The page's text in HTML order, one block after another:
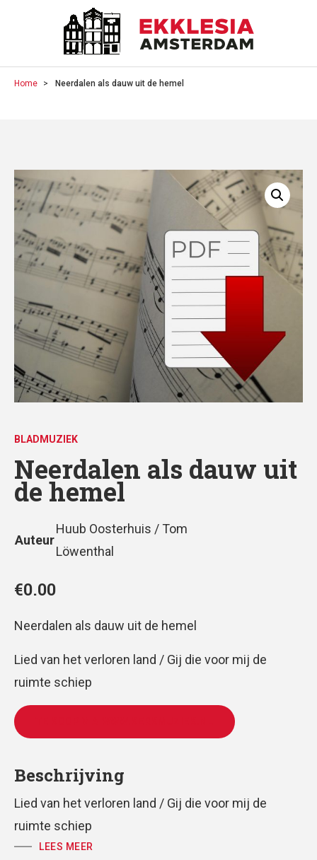
Home Neerdalen als dauw uit de hemel
BLADMUZIEK
Neerdalen als dauw uit
de hemel
Auteur
Huub Oosterhuis / Tom
Löwenthal
€0.00
Neerdalen als dauw uit de hemel
Lied van het verloren land / Gij die voor mij de
ruimte schiep
Beschrijving
Lied van het verloren land / Gij die voor mij de
ruimte schiep
LEES MEER